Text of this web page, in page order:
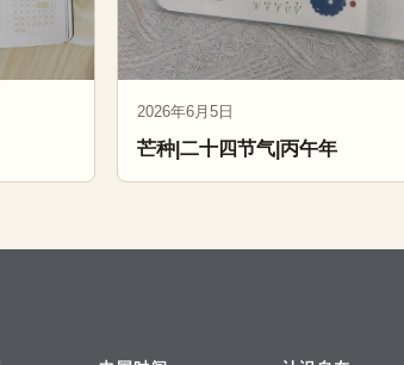
2026年6月5日
芒种|二十四节气|丙午年